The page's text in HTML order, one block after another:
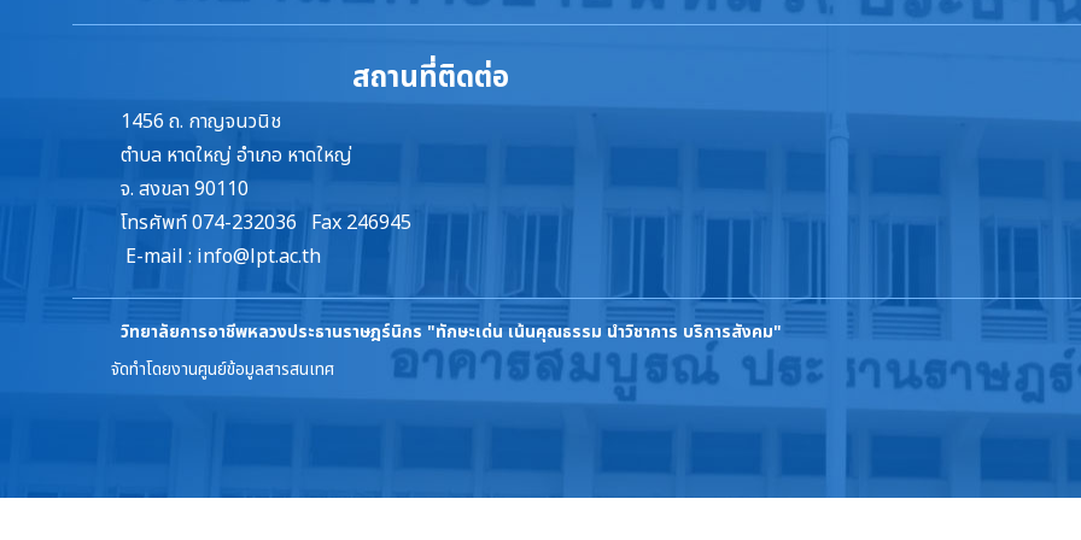
สถานที่ติดต่อ
1456 ถ. กาญจนวนิช
ตำบล หาดใหญ่ อำเภอ หาดใหญ่
จ. สงขลา 90110
โทรศัพท์ 074-232036 Fax 246945
E-mail : info@lpt.ac.th
วิทยาลัยการอาชีพหลวงประธานราษฎร์นิกร"ทักษะเด่น เน้นคุณธรรม นำวิชาการ บริการสังคม"
จัดทำโดยงานศูนย์ข้อมูลสารสนเทศ